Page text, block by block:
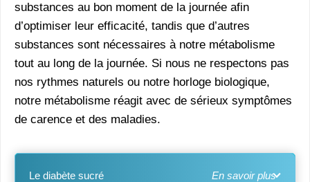
substances au bon moment de la journée afin
d’optimiser leur efficacité, tandis que d’autres
substances sont nécessaires à notre métabolisme
tout au long de la journée. Si nous ne respectons pas
nos rythmes naturels ou notre horloge biologique,
notre métabolisme réagit avec de sérieux symptômes
de carence et des maladies.
Le diabète sucré